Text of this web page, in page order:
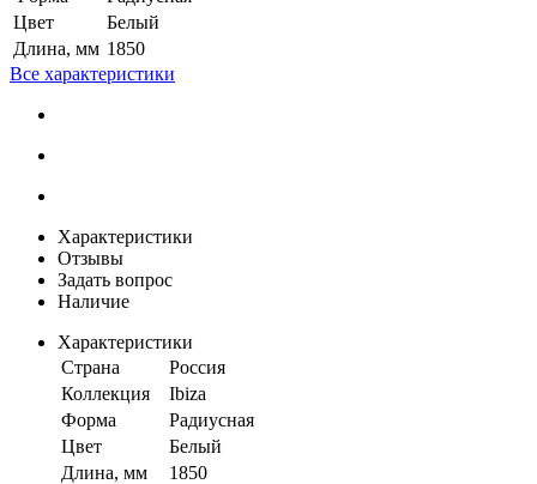
Цвет
Белый
Длина, мм 1850
Все характеристики
Характеристики
Отзывы
Задать вопрос
Наличие
Характеристики
Страна
Россия
Коллекция
Ibiza
Форма
Радиусная
Цвет
Белый
Длина, мм
1850